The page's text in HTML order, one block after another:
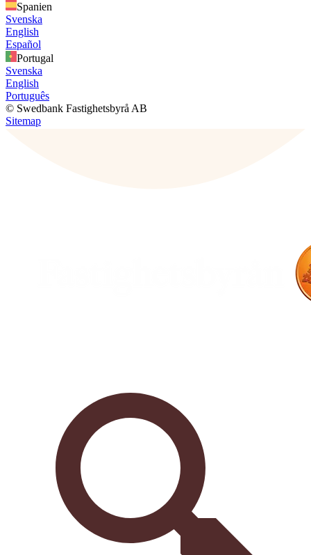
Spanien
Svenska
English
Español
Portugal
Svenska
English
Português
© Swedbank Fastighetsbyrå AB
Sitemap